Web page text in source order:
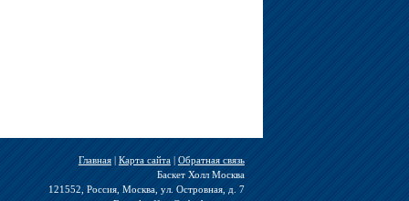
Главная| Карта сайта| Обратная связь
Баскет Холл Москва
121552, Россия, Москва, ул. Островная, д. 7